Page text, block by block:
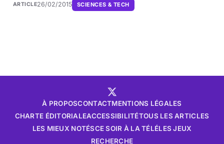
ARTICLE26/02/2015 SCIENCES & TECH
À PROPOSCONTACTMENTIONS LÉGALES
CHARTE ÉDITORIALEACCESSIBILITÉTOUS LES ARTICLES
LES MIEUX NOTÉSCE SOIR À LA TÉLÉLES JEUX
RECHERCHE